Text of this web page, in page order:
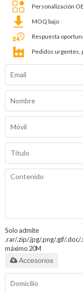
Personalización
MOQ bajo
Respuesta
Pedidos urgentes,
Solo admite
.rar/.zip/.jpg/.png/.gif/.doc/
máximo 20M
Accesorios